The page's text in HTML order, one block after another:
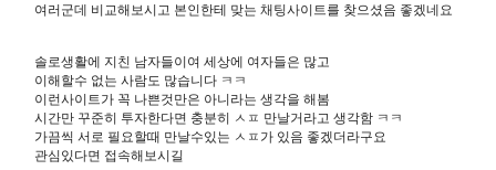
여러군데 비교해보시고 본인한테 맞는 채팅사이트를 찾으셨음 좋겠네요
솔로생활에 지친 남자들이여 세상에 여자들은 많고
이해할수 없는 사람도 많습니다 ㅋㅋ
이런사이트가 꼭 나쁜것만은 아니라는 생각을 해봄
시간만 꾸준히 투자한다면 충분히 ㅅㅍ 만날거라고 생각함 ㅋㅋ
가끔씩 서로 필요할때 만날수있는 ㅅㅍ가 있음 좋겠더라구요
관심있다면 접속해보시길